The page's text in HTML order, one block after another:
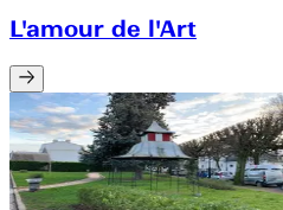
L'amour de l'Art